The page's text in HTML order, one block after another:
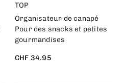
TOP
Organisateur de canapé
Pour des snacks et petites
gourmandises
CHF 34.95